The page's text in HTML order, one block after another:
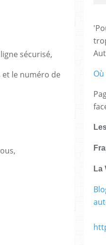
sécurisé,
et le numéro de
La